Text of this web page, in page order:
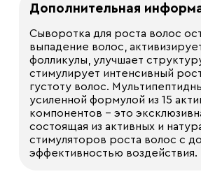
Дополнительная
Сыворотка для роста волос
выпадение волос,
фолликулы, улучшает
стимулирует интенсивный
густоту волос.
усиленной формулой из 15
компонентов - это
состоящая из активных и
стимуляторов роста волос с
эффективностью воздействия.